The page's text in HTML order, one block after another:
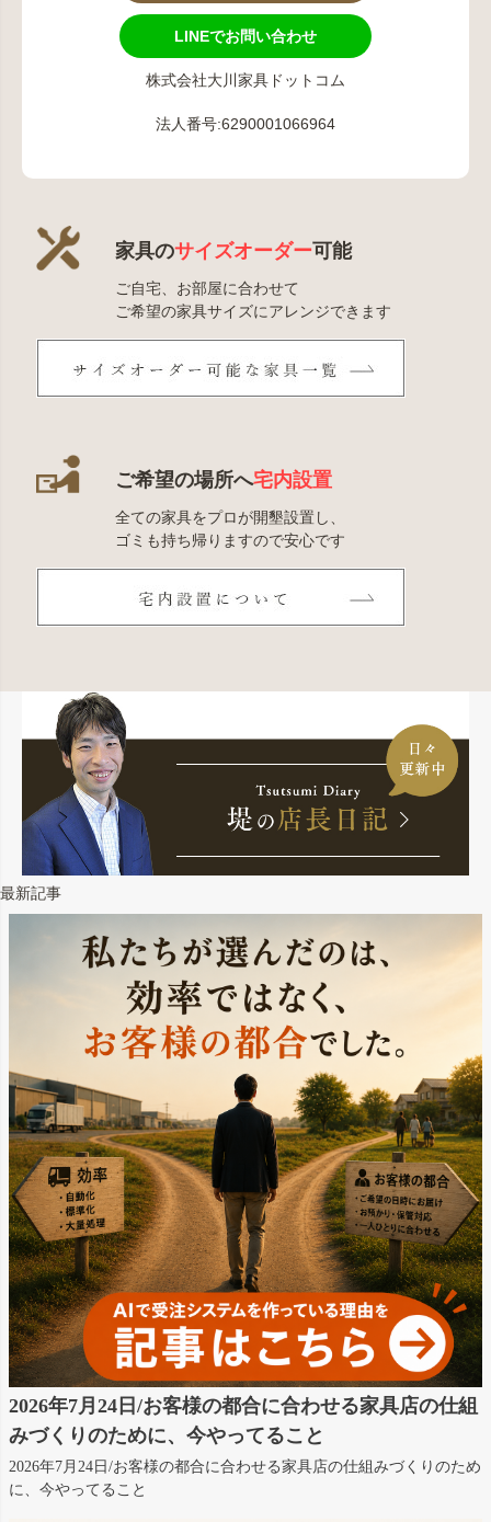
LINEでお問い合わせ
株式会社大川家具ドットコム
法人番号:6290001066964
家具のサイズオーダー可能
ご自宅、お部屋に合わせて
ご希望の家具サイズにアレンジできます
ご希望の場所へ宅内設置
全ての家具をプロが開墾設置し、
ゴミも持ち帰りますので安心です
最新記事
2026年7月24日/お客様の都合に合わせる家具店の仕組
みづくりのために、今やってること
2026年7月24日/お客様の都合に合わせる家具店の仕組みづくりのため
に、今やってること